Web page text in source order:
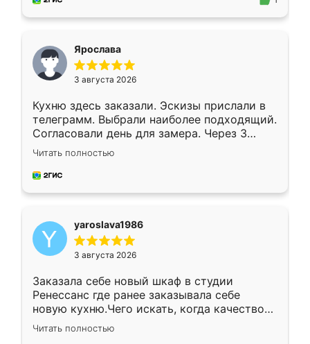
Ярослава
3 августа 2026
Кухню здесь заказали. Эскизы прислали в
телеграмм. Выбрали наиболее подходящий.
Согласовали день для замера. Через 3
недели кухня была уже готова. Остались
довольны работой. Спасибо Ренессанс
мебель за качественную работу!
Читать полностью
yaroslava1986
3 августа 2026
Заказала себе новый шкаф в студии
Ренессанс где ранее заказывала себе
новую кухню.Чего искать, когда качеством
вполне довольна. Служит кухня уже почти
два года, нареканий нет.
Читать полностью